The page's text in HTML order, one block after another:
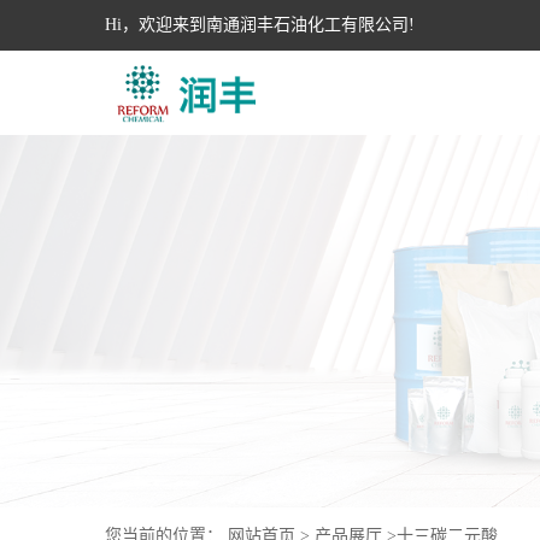
Hi，欢迎来到南通润丰石油化工有限公司!
您当前的位置： 网站首页 > 产品展厅 >十三碳二元酸